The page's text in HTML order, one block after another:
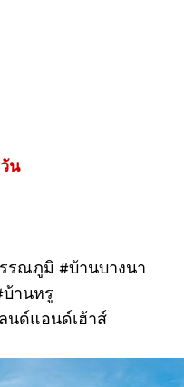
น
รณภูมิ #บ้านบางนา
านหรู
นด์แอนด์เฮ้าส์